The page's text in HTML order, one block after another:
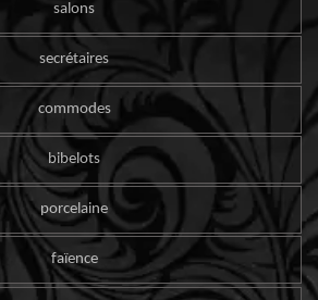
salons
secrétaires
commodes
bibelots
porcelaine
faïence